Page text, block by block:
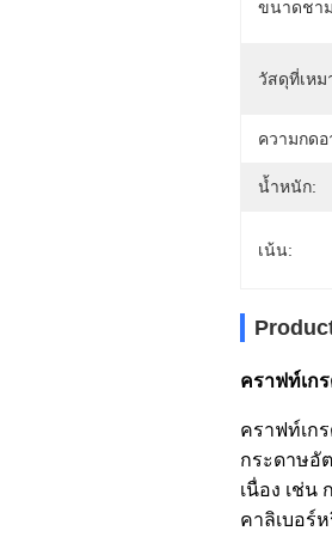
ขนาดชา
วัสดุที่เหม
ความกดอ
น้ำหนัก:
เน้น:
คราฟท์เก
คราฟท์เก
กระดาษอั
เนื่อง เช่น
คาลิเบอร์